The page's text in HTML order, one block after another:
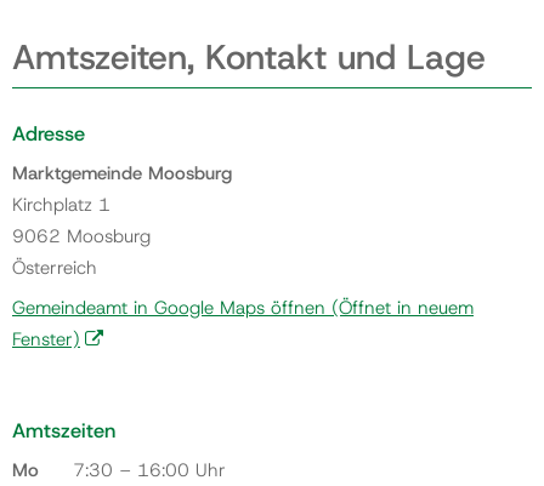
Amtszeiten, Kontakt und Lage
Adresse
Marktgemeinde Moosburg
Kirchplatz 1
9062 Moosburg
Österreich
Gemeindeamt in Google Maps öffnen (Öffnet in neuem
Fenster)
Amtszeiten
Mo
7:30 – 16:00 Uhr